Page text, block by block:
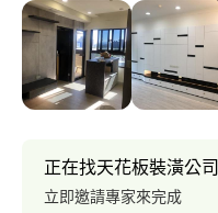
計師～
正在找天花板裝潢公
立即邀請專家來完成